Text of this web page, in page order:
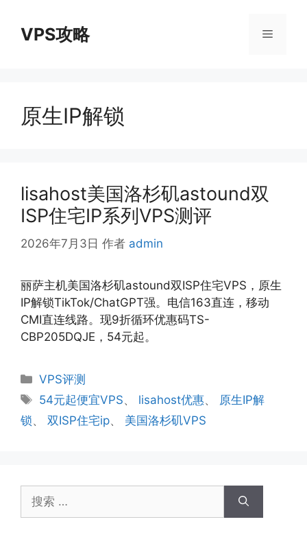
VPS攻略 菜
原生IP解锁
lisahost美国洛杉矶astound双
ISP住宅IP系列VPS测评
2026年7月3日 作者 admin
丽萨主机美国洛杉矶astound双ISP住宅VPS，原生
IP解锁TikTok/ChatGPT强。电信163直连，移动
CMI直连线路。现9折循环优惠码TS-
CBP205DQJE，54元起。
分
类
VPS评测
标
签
54元起便宜VPS、 lisahost优惠、 原生IP解
锁、 双ISP住宅ip、 美国洛杉矶VPS
索：